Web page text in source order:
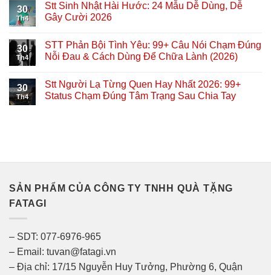
30
Th4
Stt Sinh Nhật Hài Hước: 24 Mẫu Dễ Dùng, Dễ
Gây Cười 2026
30
Th4
STT Phản Bội Tình Yêu: 99+ Câu Nói Chạm Đúng
Nỗi Đau & Cách Dùng Để Chữa Lành (2026)
30
Th4
Stt Người Lạ Từng Quen Hay Nhất 2026: 99+
Status Chạm Đúng Tâm Trạng Sau Chia Tay
SẢN PHẨM CỦA CÔNG TY TNHH QUÀ TẶNG
FATAGI
– SDT: 077-6976-965
– Email: tuvan@fatagi.vn
– Địa chỉ: 17/15 Nguyễn Huy Tưởng, Phường 6, Quận